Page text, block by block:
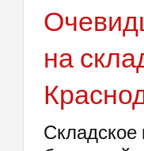
на
Складское